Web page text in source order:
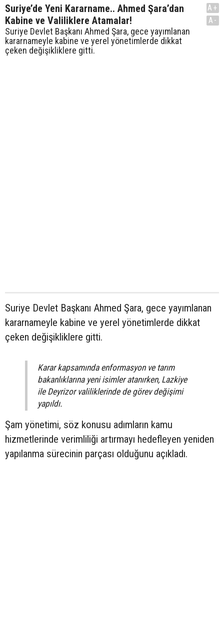
Suriye’de Yeni Kararname.. Ahmed Şara’dan
Kabine ve Valiliklere Atamalar!
Suriye Devlet Başkanı Ahmed Şara, gece yayımlanan
kararnameyle kabine ve yerel yönetimlerde dikkat
çeken değişikliklere gitti.
A+
A-
Suriye Devlet Başkanı Ahmed Şara, gece yayımlanan
kararnameyle kabine ve yerel yönetimlerde dikkat
çeken değişikliklere gitti.
Karar kapsamında enformasyon ve tarım
bakanlıklarına yeni isimler atanırken, Lazkiye
ile Deyrizor valiliklerinde de görev değişimi
yapıldı.
Şam yönetimi, söz konusu adımların kamu
hizmetlerinde verimliliği artırmayı hedefleyen yeniden
yapılanma sürecinin parçası olduğunu açıkladı.